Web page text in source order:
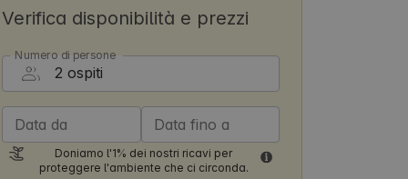
Verifica disponibilità e prezzi
Numero di persone
Data da Data fino a
Doniamo l'1% dei nostri ricavi per
proteggere l'ambiente che ci circonda.